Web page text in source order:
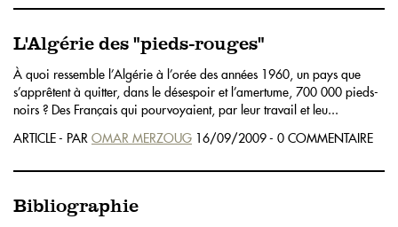
L'Algérie des "pieds-rouges"
À quoi ressemble l’Algérie à l’orée des années 1960, un pays que
s’apprêtent à quitter, dans le désespoir et l’amertume, 700 000 pieds-
noirs ? Des Français qui pourvoyaient, par leur travail et leu...
ARTICLE - PAR OMAR MERZOUG 16/09/2009 - 0 COMMENTAIRE
Bibliographie